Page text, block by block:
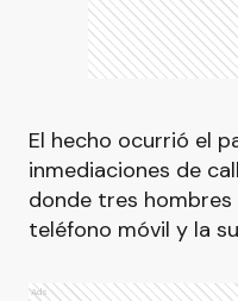
El hecho ocurrió el
inmediaciones de
donde tres
teléfono móvil y la
Ads